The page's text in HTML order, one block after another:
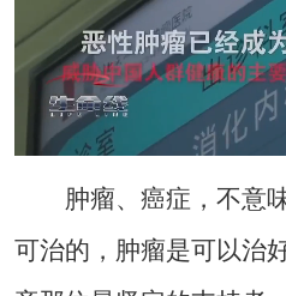
肿瘤、癌症，不意味
可治的，肿瘤是可以治